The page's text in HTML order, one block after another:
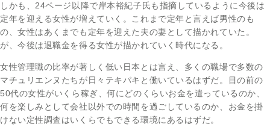
しかも、24ページ以降で岸本裕紀子氏も指摘しているように今後は
定年を迎える女性が増えていく。これまで定年と言えば男性のも
の、女性はあくまでも定年を迎えた夫の妻として描かれていた。
が、今後は退職金を得る女性が描かれていく時代になる。
女性管理職の比率が著しく低い日本とは言え、多くの職場で多数の
マチュリエンヌたちが日々テキパキと働いているはずだ。目の前の
50代の女性がいくら稼ぎ、何にどのくらいお金を遣っているのか、
何を楽しみとして会社以外での時間を過ごしているのか、お金を掛
けない定性調査はいくらでもできる環境にあるはずだ。